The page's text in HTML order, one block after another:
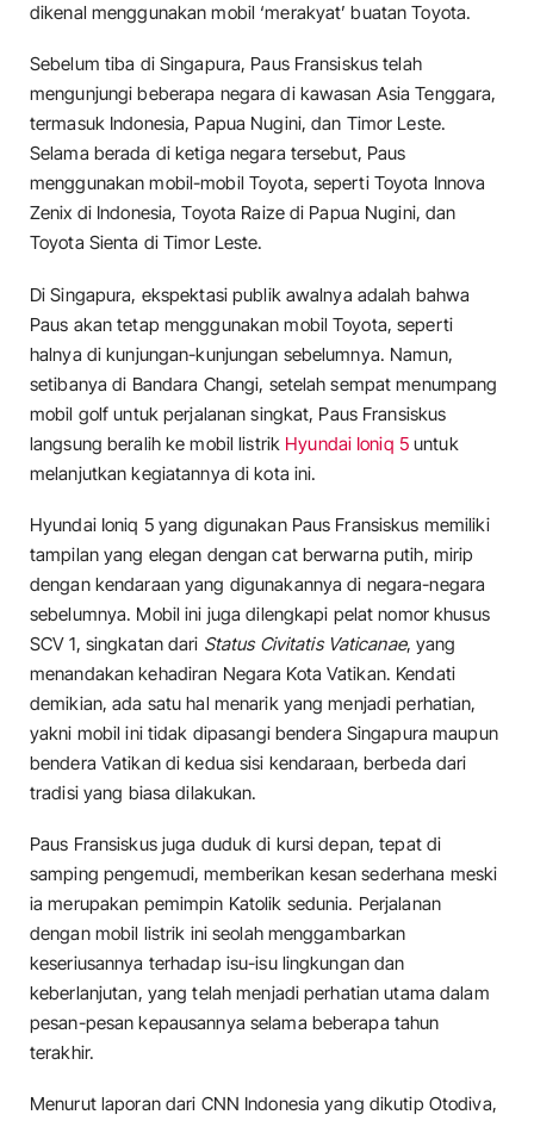
dikenal menggunakan mobil ‘merakyat’ buatan Toyota.
Sebelum tiba di Singapura, Paus Fransiskus telah
mengunjungi beberapa negara di kawasan Asia Tenggara,
termasuk Indonesia, Papua Nugini, dan Timor Leste.
Selama berada di ketiga negara tersebut, Paus
menggunakan mobil-mobil Toyota, seperti Toyota Innova
Zenix di Indonesia, Toyota Raize di Papua Nugini, dan
Toyota Sienta di Timor Leste.
Di Singapura, ekspektasi publik awalnya adalah bahwa
Paus akan tetap menggunakan mobil Toyota, seperti
halnya di kunjungan-kunjungan sebelumnya. Namun,
setibanya di Bandara Changi, setelah sempat menumpang
mobil golf untuk perjalanan singkat, Paus Fransiskus
langsung beralih ke mobil listrik Hyundai Ioniq 5untuk
melanjutkan kegiatannya di kota ini.
Hyundai Ioniq 5 yang digunakan Paus Fransiskus memiliki
tampilan yang elegan dengan cat berwarna putih, mirip
dengan kendaraan yang digunakannya di negara-negara
sebelumnya. Mobil ini juga dilengkapi pelat nomor khusus
SCV 1, singkatan dari Status Civitatis Vaticanae, yang
menandakan kehadiran Negara Kota Vatikan. Kendati
demikian, ada satu hal menarik yang menjadi perhatian,
yakni mobil ini tidak dipasangi bendera Singapura maupun
bendera Vatikan di kedua sisi kendaraan, berbeda dari
tradisi yang biasa dilakukan.
Paus Fransiskus juga duduk di kursi depan, tepat di
samping pengemudi, memberikan kesan sederhana meski
ia merupakan pemimpin Katolik sedunia. Perjalanan
dengan mobil listrik ini seolah menggambarkan
keseriusannya terhadap isu-isu lingkungan dan
keberlanjutan, yang telah menjadi perhatian utama dalam
pesan-pesan kepausannya selama beberapa tahun
terakhir.
Menurut laporan dari CNN Indonesia yang dikutip Otodiva,